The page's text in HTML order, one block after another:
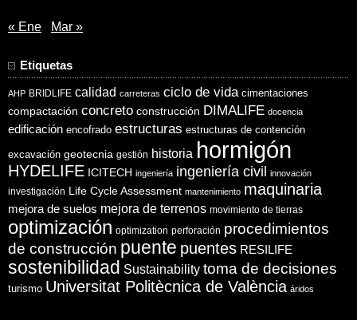
« Ene Mar »
Etiquetas
AHP BRIDLIFE calidad carreteras ciclo de vida cimentaciones
compactación concreto construcción DIMALIFE docencia
edificación encofrado estructuras estructuras de contención
excavación geotecnia gestión historia hormigón
HYDELIFE ICITECH ingeniería ingeniería civil innovación
investigación Life Cycle Assessment mantenimiento maquinaria
mejora de suelos mejora de terrenos movimiento de tierras
optimización optimization perforación procedimientos
de construcción puente puentes RESILIFE
sostenibilidad Sustainability toma de decisiones
turismo Universitat Politècnica de València áridos